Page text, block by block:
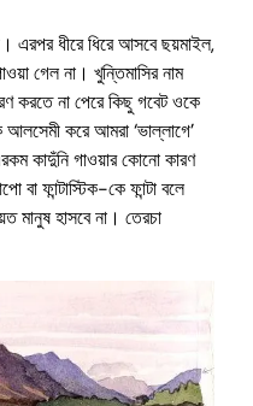
এরপর ধীরে ধিরে আসবে ছয়মাইল,
গেল না। খুন্তিমাসির নাম
করতে না পেরে কিছু গবেট ওকে
আলসেমী করে আমরা ‘ভাল্লাগে’
কাদুঁনি গাওয়ার কোনো কারণ
ফান্টাস্টিক-কে ফান্টা বলে
মানুষ হাসবে না। তেরচা